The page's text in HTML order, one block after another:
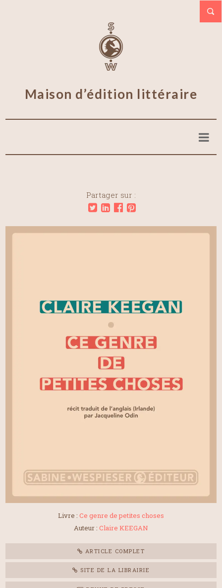
Maison d’édition littéraire
Partager sur :
Livre : Ce genre de petites choses
Auteur : Claire KEEGAN
ARTICLE COMPLET
SITE DE LA LIBRAIRIE